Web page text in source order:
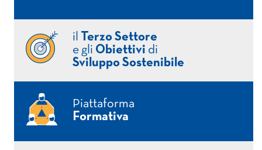
il
Terzo Settore
e gli Obiettivi di
Sviluppo Sostenibile
Piattaforma
Formativa